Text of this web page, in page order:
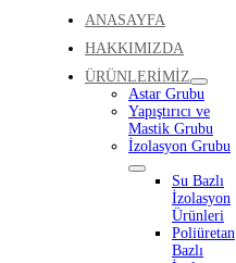
ANASAYFA
HAKKIMIZDA
ÜRÜNLERİMİZ
Astar Grubu
Yapıştırıcı ve
Mastik Grubu
İzolasyon Grubu
Su Bazlı
İzolasyon
Ürünleri
Poliüretan
Bazlı